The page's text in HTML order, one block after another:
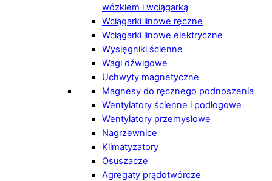
wózkiem i wciągarką
Wciągarki linowe ręczne
Wciągarki linowe elektryczne
Wysięgniki ścienne
Wagi dźwigowe
Uchwyty magnetyczne
Magnesy do ręcznego podnoszenia
Wentylatory ścienne i podłogowe
Wentylatory przemysłowe
Nagrzewnice
Klimatyzatory
Osuszacze
Agregaty prądotwórcze